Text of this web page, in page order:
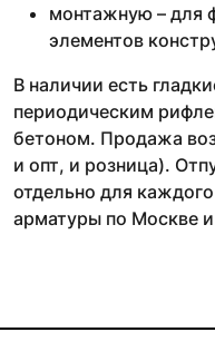
монтажную – для
элементов
В наличии есть
периодическим
бетоном. Продажа
и опт, и розница).
отдельно для
арматуры по Москве